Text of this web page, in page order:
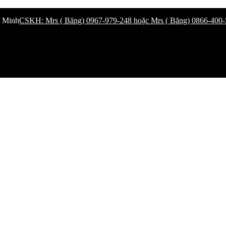
MinhCSKH: Mrs ( Băng) 0967-979-248 hoặc Mrs ( Băng) 0866-400-